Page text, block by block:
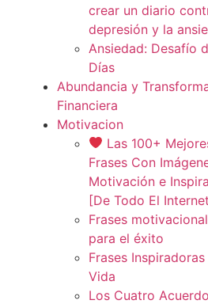
crear un diario
depresión y la
Ansiedad: Desafío
Días
Abundancia y
Financiera
Motivacion
Las 100+
Frases Con
Motivación e
[De Todo El
Frases
para el éxito
Frases
Vida
Los Cuatro